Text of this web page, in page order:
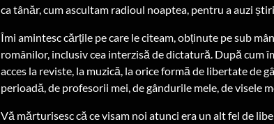
ca tânăr, cum ascultam radioul noaptea, pentru a auzi
Îmi amintesc cărțile pe care le citeam, obținute pe sub
românilor, inclusiv cea interzisă de dictatură. După cum
acces la reviste, la muzică, la orice formă de libertate de
perioadă, de profesorii mei, de gândurile mele, de visele
Vă mărturisesc că ce visam noi atunci era un alt fel de